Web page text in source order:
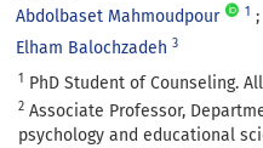
Abdolbaset Mahmoudpour
1
Elham Balochzadeh 3
1 PhD Student of Counseling.
2 Associate Professor,
psychology and educational